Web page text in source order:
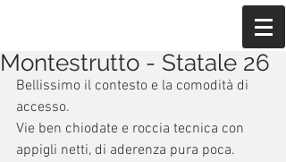
Montestrutto - Statale 26
Bellissimo il contesto e la comodità di
accesso.
Vie ben chiodate e roccia tecnica con
appigli netti, di aderenza pura poca.